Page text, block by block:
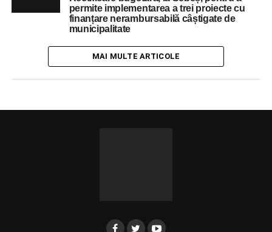
permite implementarea a trei proiecte cu
finanțare nerambursabilă câștigate de
municipalitate
MAI MULTE ARTICOLE